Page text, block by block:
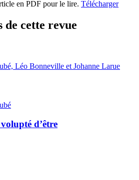
en PDF pour le lire. Télécharger
cette revue
Léo Bonneville et Johanne Larue
d’être